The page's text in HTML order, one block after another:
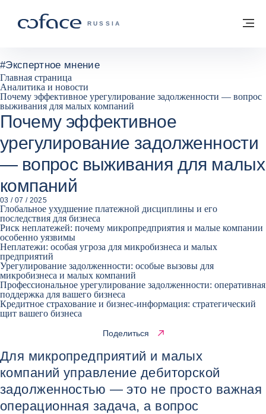
COFACE FOR TRADE — ГЛАВНАЯ
RUSSIA
Вернуться на главную страницу
#Экспертное мнение
Главная страница
Аналитика и новости
Почему эффективное урегулирование задолженности — вопрос
выживания для малых компаний
Почему эффективное
урегулирование задолженности
— вопрос выживания для малых
компаний
03 / 07 / 2025
Глобальное ухудшение платежной дисциплины и его
последствия для бизнеса
Риск неплатежей: почему микропредприятия и малые компании
особенно уязвимы
Неплатежи: особая угроза для микробизнеса и малых
предприятий
Урегулирование задолженности: особые вызовы для
микробизнеса и малых компаний
Профессиональное урегулирование задолженности: оперативная
поддержка для вашего бизнеса
Кредитное страхование и бизнес-информация: стратегический
щит вашего бизнеса
Поделиться
Для микропредприятий и малых
компаний управление дебиторской
задолженностью — это не просто важная
операционная задача, а вопрос